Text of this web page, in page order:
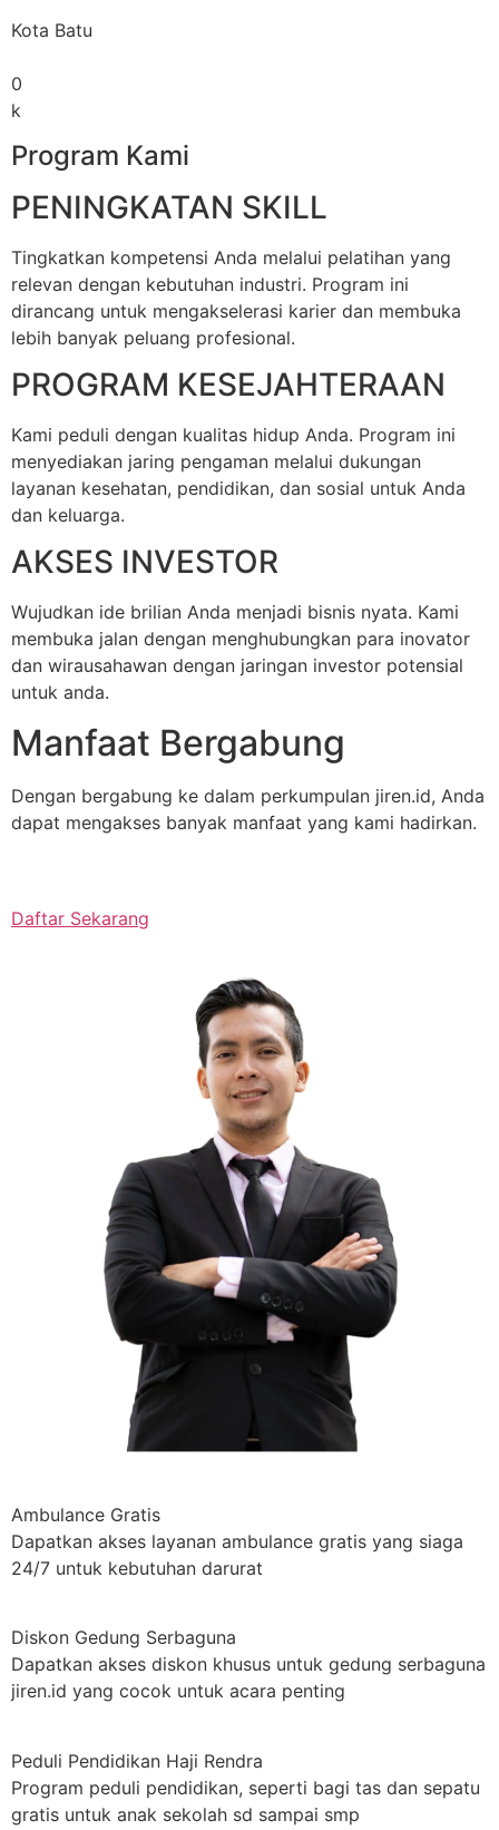
Kota Batu
0
k
Program Kami
PENINGKATAN SKILL
Tingkatkan kompetensi Anda melalui pelatihan yang
relevan dengan kebutuhan industri. Program ini
dirancang untuk mengakselerasi karier dan membuka
lebih banyak peluang profesional.
PROGRAM KESEJAHTERAAN
Kami peduli dengan kualitas hidup Anda. Program ini
menyediakan jaring pengaman melalui dukungan
layanan kesehatan, pendidikan, dan sosial untuk Anda
dan keluarga.
AKSES INVESTOR
Wujudkan ide brilian Anda menjadi bisnis nyata. Kami
membuka jalan dengan menghubungkan para inovator
dan wirausahawan dengan jaringan investor potensial
untuk anda.
Manfaat Bergabung
Dengan bergabung ke dalam perkumpulan jiren.id, Anda
dapat mengakses banyak manfaat yang kami hadirkan.
Daftar Sekarang
Ambulance Gratis
Dapatkan akses layanan ambulance gratis yang siaga
24/7 untuk kebutuhan darurat
Diskon Gedung Serbaguna
Dapatkan akses diskon khusus untuk gedung serbaguna
jiren.id yang cocok untuk acara penting
Peduli Pendidikan Haji Rendra
Program peduli pendidikan, seperti bagi tas dan sepatu
gratis untuk anak sekolah sd sampai smp